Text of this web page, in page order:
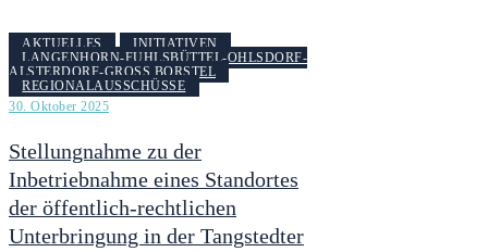
AKTUELLES
INITIATIVEN
LANGENHORN-FUHLSBÜTTEL-OHLSDORF-
ALSTERDORF-GROSS BORSTEL
REGIONALAUSSCHÜSSE
30. Oktober 2025
Stellungnahme zu der
Inbetriebnahme eines Standortes
der öffentlich-rechtlichen
Unterbringung in der Tangstedter